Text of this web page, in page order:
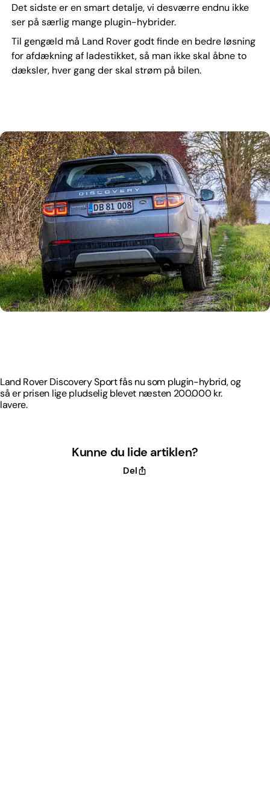
Det sidste er en smart detalje, vi desværre endnu ikke
ser på særlig mange plugin-hybrider.
Til gengæld må Land Rover godt finde en bedre løsning
for afdækning af ladestikket, så man ikke skal åbne to
dæksler, hver gang der skal strøm på bilen.
Land Rover Discovery Sport fås nu som plugin-hybrid, og
så er prisen lige pludselig blevet næsten 200.000 kr.
lavere.
Kunne du lide artiklen?
Del